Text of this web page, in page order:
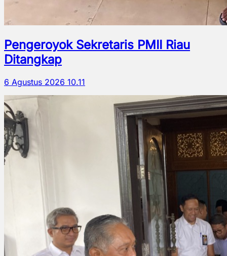
Pengeroyok Sekretaris PMII Riau
Ditangkap
6 Agustus 2026 10.11